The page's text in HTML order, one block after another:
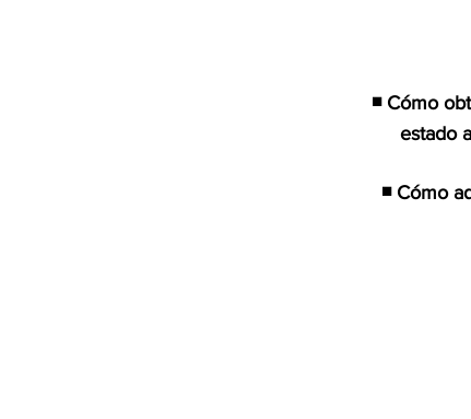
◾ Cómo
estado
◾ Cómo